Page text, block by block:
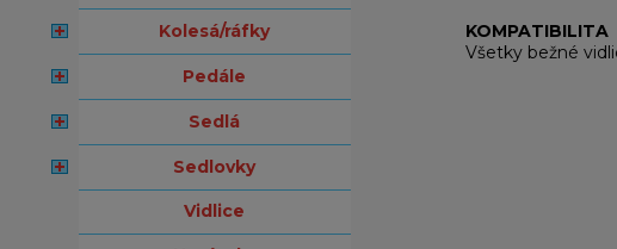
kolesá/ráfky
pedále
sedlá
sedlovky
vidlice
KOMPATIBILITA
Všetky bežné